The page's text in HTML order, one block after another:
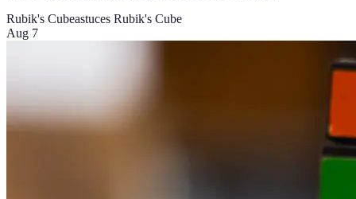
Rubik's Cubeastuces Rubik's Cube
Aug 7